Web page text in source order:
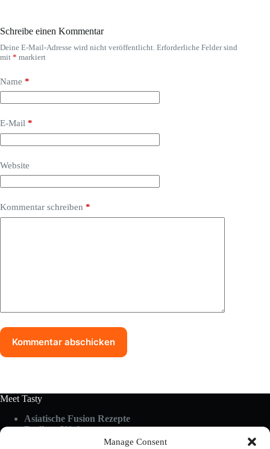
Manage Consent
Schreibe einen Kommentar
Deine E-Mail-Adresse wird nicht veröffentlicht. Erforderliche Felder sind
mit * markiert
Name *
E-Mail *
Website
Kommentar schreiben *
Kommentar abschicken
Meet Tasty
Asiatische Fusion Rezepte
Berliner Küche